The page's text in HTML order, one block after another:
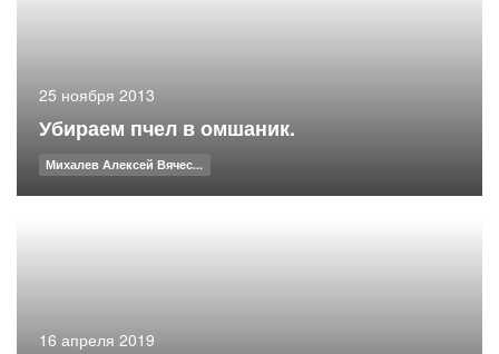
25 ноября 2013
Убираем пчел в омшаник.
Михалев Алексей Вячес...
16 апреля 2019